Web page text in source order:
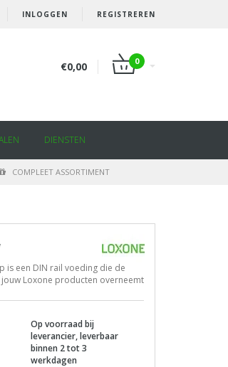
INLOGGEN REGISTREREN
€0,00 0
DIENSTEN
COMPLEET ASSORTIMENT
is een DIN rail voeding die de
Loxone producten overneemt
Op voorraad bij
leverancier, leverbaar
binnen 2 tot 3
werkdagen